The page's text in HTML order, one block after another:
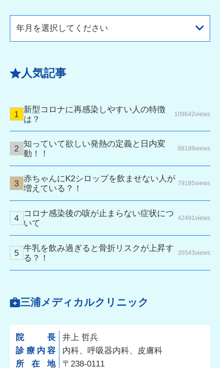
年月を選択してください
人気記事
新型コロナに再感染しやすい人の特徴
は？
109642views
知っていて欲しい発熱の定義と日内変
動！！
88189views
赤ちゃんにK2シロップを飲ませない人が
増えている？！
79185views
コロナ感染後の咳が止まらない症状につ
いて
42491views
牛乳を飲み過ぎると骨折リスクが上昇す
る？！
35543views
三浦メディカルクリニック
院長
井上 哲兵
診療内容
内科、呼吸器内科、皮膚科
所在地
〒238-0111